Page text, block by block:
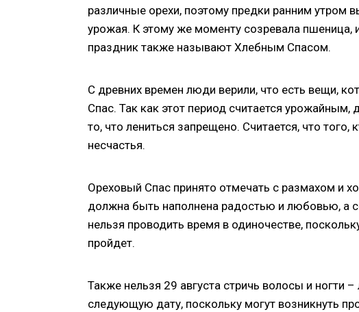
различные орехи, поэтому предки ранним утром
урожая. К этому же моменту созревала пшеница,
праздник также называют Хлебным Спасом.
С древних времен люди верили, что есть вещи,
Спас. Так как этот период считается урожайным,
то, что лениться запрещено. Считается, что
несчастья.
Ореховый Спас принято отмечать с размахом и
должна быть наполнена радостью и любовью, а
нельзя проводить время в одиночестве,
пройдет.
Также нельзя 29 августа стричь волосы и ногти
следующую дату, поскольку могут возникнуть